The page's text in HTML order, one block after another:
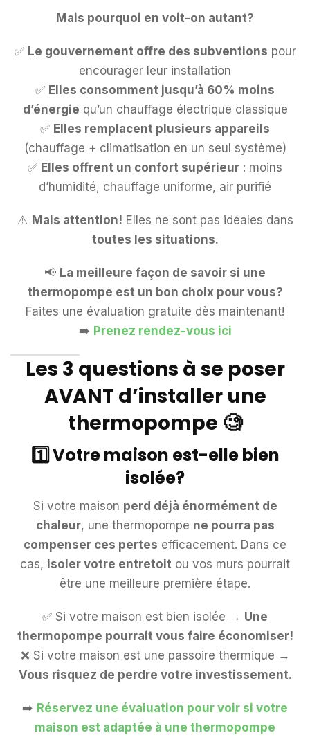
Mais pourquoi en voit-on autant?
✅ Le gouvernement offre des subventions pour
encourager leur installation
✅ Elles consomment jusqu’à 60% moins
d’énergie qu’un chauffage électrique classique
✅ Elles remplacent plusieurs appareils
(chauffage + climatisation en un seul système)
✅ Elles offrent un confort supérieur : moins
d’humidité, chauffage uniforme, air purifié
⚠️ Mais attention! Elles ne sont pas idéales dans
toutes les situations.
📢 La meilleure façon de savoir si une
thermopompe est un bon choix pour vous?
Faites une évaluation gratuite dès maintenant!
➡️ Prenez rendez-vous ici
Les 3 questions à se poser
AVANT d’installer une
thermopompe 🧐
1️⃣ Votre maison est-elle bien
isolée?
Si votre maison perd déjà énormément de
chaleur, une thermopompe ne pourra pas
compenser ces pertes efficacement. Dans ce
cas, isoler votre entretoit ou vos murs pourrait
être une meilleure première étape.
✅ Si votre maison est bien isolée → Une
thermopompe pourrait vous faire économiser!
❌ Si votre maison est une passoire thermique →
Vous risquez de perdre votre investissement.
➡️ Réservez une évaluation pour voir si votre
maison est adaptée à une thermopompe